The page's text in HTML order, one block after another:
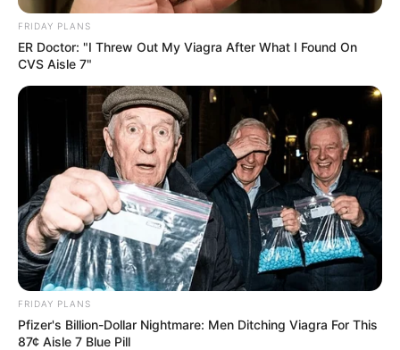
Hier gibt es eine Auswahl derbeliebtesten Museen in
Deutschland
Weitere Museen, Schauwerkstätten und
Ausstellungen in Thüringen und in der Region:
Museen in Thüringen
Museen in Meiningen
FRIDAY PLANS
ER Doctor: "I Threw Out My Viagra After What I Found On
CVS Aisle 7"
FRIDAY PLANS
Pfizer's Billion-Dollar Nightmare: Men Ditching Viagra For This
87¢ Aisle 7 Blue Pill